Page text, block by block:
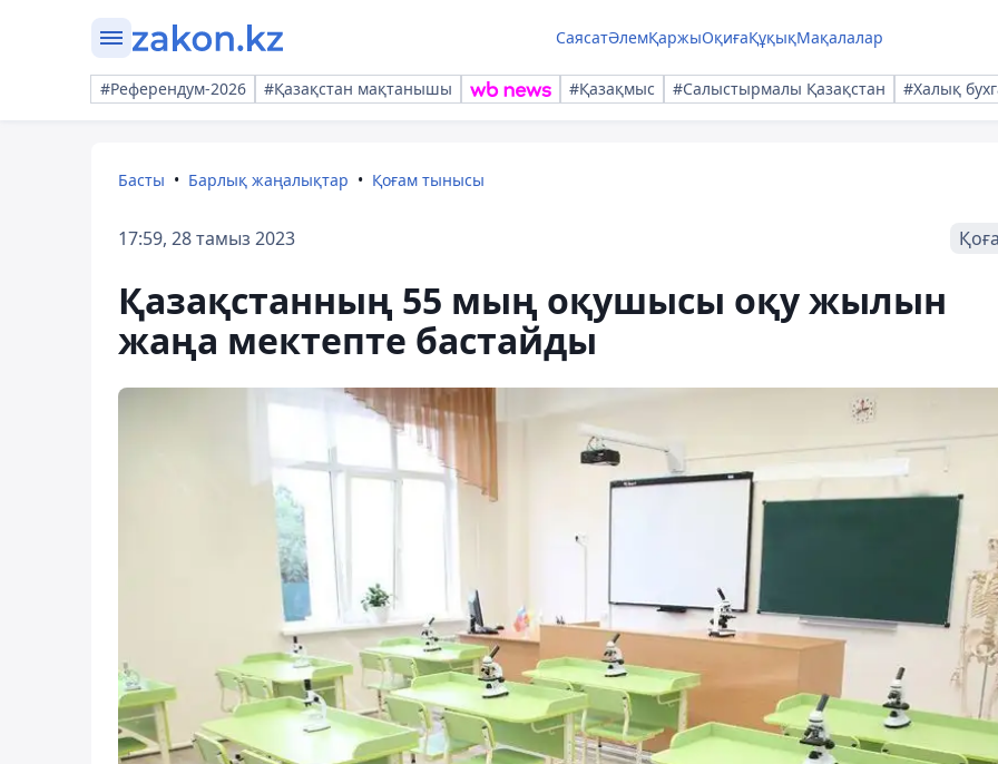
СаясатӘлемҚаржыОқиғаҚұқықМақалалар
#Референдум-2026 #Қазақстан мақтанышы #Қазақмыс #Салыстырмалы Қазақстан #Халық
Басты Барлық жаңалықтар Қоғам тынысы
17:59, 28 тамыз 2023
Қазақстанның 55 мың оқушысы оқу жылын
жаңа мектепте бастайды